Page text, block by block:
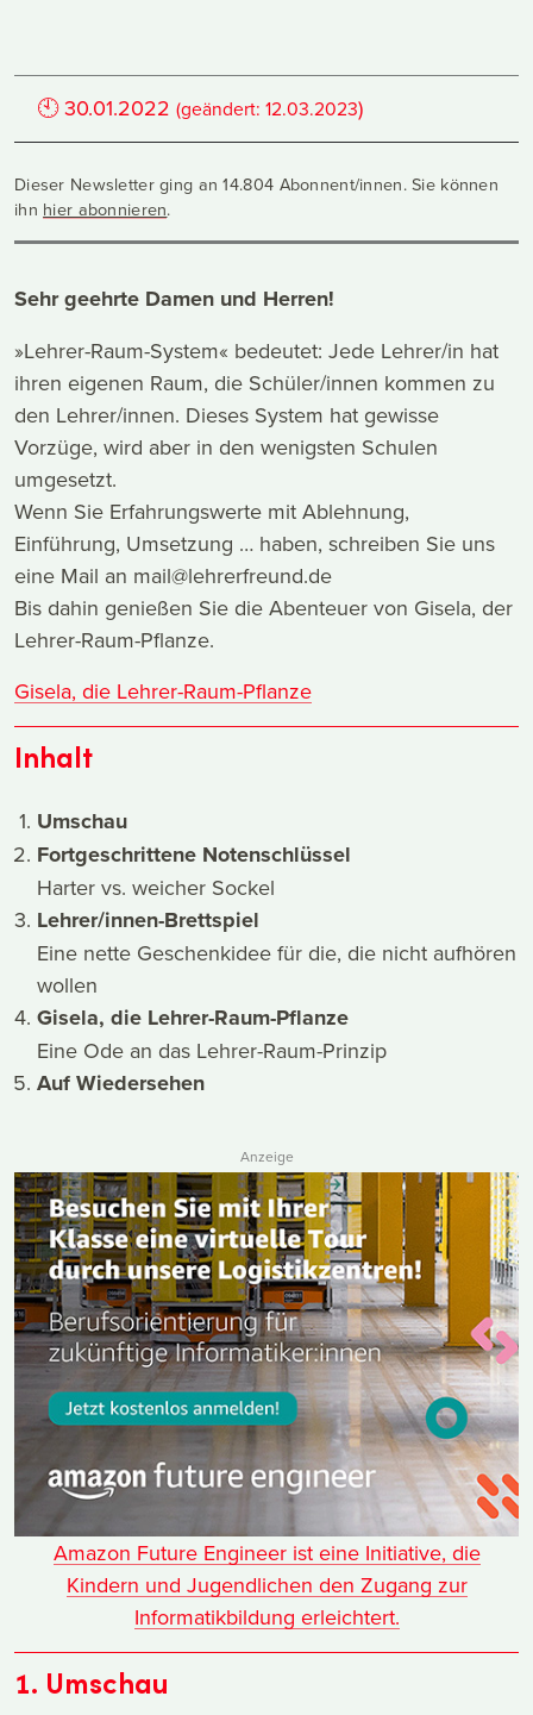
🕙30.01.2022 (geändert:12.03.2023)
Dieser Newsletter ging an 14.804 Abonnent/innen. Sie können
ihn hier abonnieren.
Sehr geehrte Damen und Herren!
»Lehrer-Raum-System« bedeutet: Jede Lehrer/in hat
ihren eigenen Raum, die Schüler/innen kommen zu
den Lehrer/innen. Dieses System hat gewisse
Vorzüge, wird aber in den wenigsten Schulen
umgesetzt.
Wenn Sie Erfahrungswerte mit Ablehnung,
Einführung, Umsetzung … haben, schreiben Sie uns
eine Mail an mail@lehrerfreund.de
Bis dahin genießen Sie die Abenteuer von Gisela, der
Lehrer-Raum-Pflanze.
Gisela, die Lehrer-Raum-Pflanze
Inhalt
Umschau
Fortgeschrittene Notenschlüssel
Harter vs. weicher Sockel
Lehrer/innen-Brettspiel
Eine nette Geschenkidee für die, die nicht aufhören
wollen
Gisela, die Lehrer-Raum-Pflanze
Eine Ode an das Lehrer-Raum-Prinzip
Auf Wiedersehen
Anzeige
Amazon Future Engineer ist eine Initiative, die
Kindern und Jugendlichen den Zugang zur
Informatikbildung erleichtert.
1. Umschau